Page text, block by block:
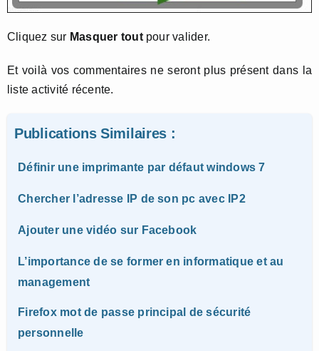
Cliquez sur Masquer tout pour valider.
Et voilà vos commentaires ne seront plus présent dans la
liste activité récente.
Publications Similaires :
Définir une imprimante par défaut windows 7
Chercher l’adresse IP de son pc avec IP2
Ajouter une vidéo sur Facebook
L’importance de se former en informatique et au
management
Firefox mot de passe principal de sécurité
personnelle